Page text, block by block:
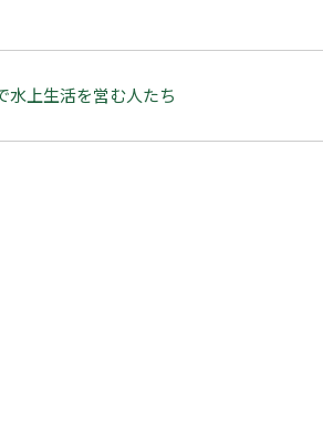
水上生活を営む人たち